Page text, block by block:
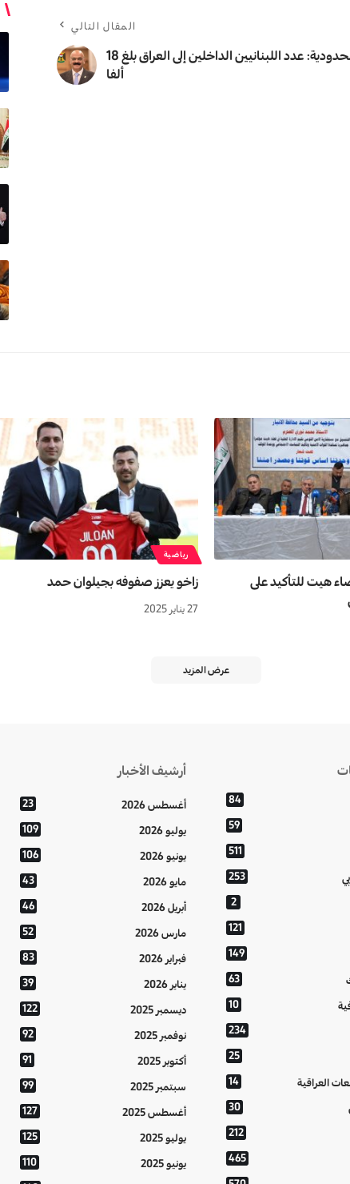
المقال التالي
المنافذ الحدودية: عدد اللبنانيين الداخلين إلى العراق بلغ 18
ألفا
هيت للتأكيد على
رياضية
زاخو يعزز صفوفه بجيلوان حمد
27 يناير 2025
عرض المزيد
84
59
511
253
2
121
149
63
10
234
25
العراقية 14
30
212
465
أرشيف الأخبار
أغسطس 2026 23
يوليو 2026 109
يونيو 2026 106
مايو 2026 43
أبريل 2026 46
مارس 2026 52
فبراير 2026 83
يناير 2026 39
ديسمبر 2025 122
نوفمبر 2025 92
أكتوبر 2025 91
سبتمبر 2025 99
أغسطس 2025 127
يوليو 2025 125
يونيو 2025 110